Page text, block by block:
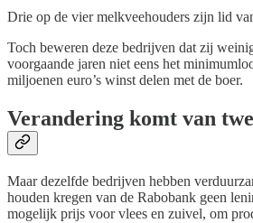
Drie op de vier melkveehouders zijn lid
Toch beweren deze bedrijven dat zij
voorgaande jaren niet eens het
miljoenen euro’s winst delen met de boer.
Verandering komt van
Maar dezelfde bedrijven hebben
houden kregen van de Rabobank geen
mogelijk prijs voor vlees en zuivel, om